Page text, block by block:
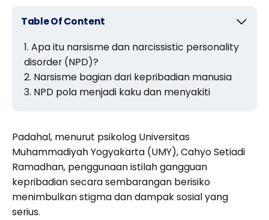
Table Of Content
Apa itu narsisme dan narcissistic personality
disorder (NPD)?
Narsisme bagian dari kepribadian manusia
NPD pola menjadi kaku dan menyakiti
Padahal, menurut psikolog Universitas
Muhammadiyah Yogyakarta (UMY), Cahyo Setiadi
Ramadhan, penggunaan istilah gangguan
kepribadian secara sembarangan berisiko
menimbulkan stigma dan dampak sosial yang
serius.